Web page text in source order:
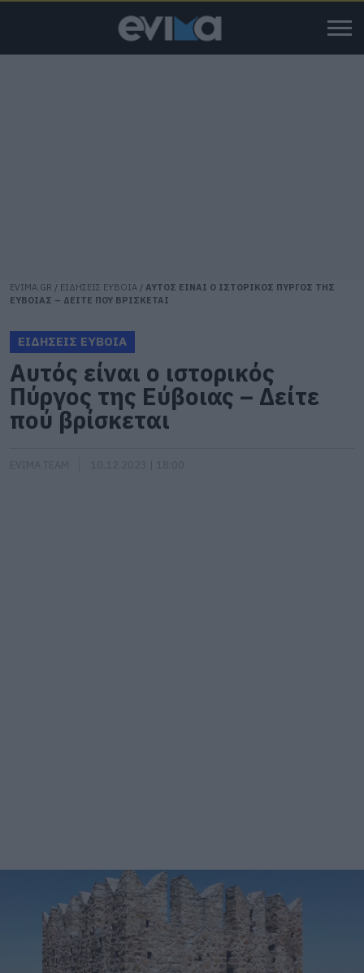
EVIMA.GR / ΕΙΔΗΣΕΙΣ ΕΥΒΟΙΑ / ΑΥΤΟΣ ΕΙΝΑΙ Ο ΙΣΤΟΡΙΚΟΣ ΠΥΡΓΟΣ ΤΗΣ
ΕΥΒΟΙΑΣ – ΔΕΙΤΕ ΠΟΥ ΒΡΙΣΚΕΤΑΙ
ΕΙΔΗΣΕΙΣ ΕΥΒΟΙΑ
Αυτός είναι ο ιστορικός
Πύργος της Εύβοιας – Δείτε
πού βρίσκεται